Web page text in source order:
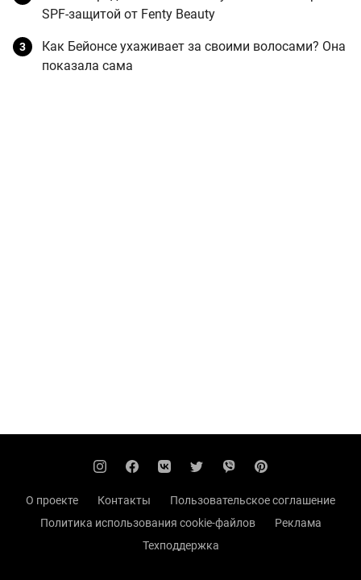
SPF-защитой от Fenty Beauty
Как Бейонсе ухаживает за своими волосами? Она
показала сама
О проекте Контакты
Пользовательское соглашение
Политика использования cookie-файлов
Реклама
Техподдержка